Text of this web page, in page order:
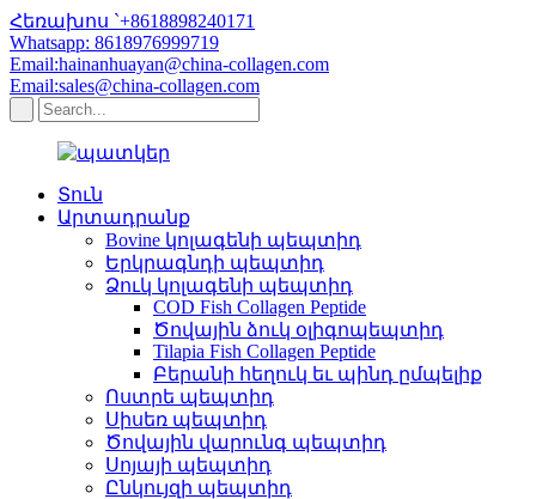
Հեռախոս `+8618898240171
Whatsapp: 8618976999719
Email:hainanhuayan@china-collagen.com
Email:sales@china-collagen.com
Տուն
Արտադրանք
Bovine կոլագենի պեպտիդ
Երկրագնդի պեպտիդ
Ձուկ կոլագենի պեպտիդ
COD Fish Collagen Peptide
Ծովային ձուկ օլիգոպեպտիդ
Tilapia Fish Collagen Peptide
Բերանի հեղուկ եւ պինդ ըմպելիք
Ոստրե պեպտիդ
Սիսեռ պեպտիդ
Ծովային վարունգ պեպտիդ
Սոյայի պեպտիդ
Ընկույզի պեպտիդ